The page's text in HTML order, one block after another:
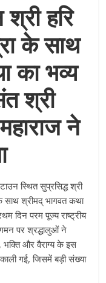
हरि
के साथ
का भव्य
श्री
ने
स्थित सुप्रसिद्ध श्री
साथ श्रीमद् भागवत कथा
दिन परम पूज्य राष्ट्रीय
पर श्रद्धालुओं ने
भक्ति और वैराग्य के इस
गई, जिसमें बड़ी संख्या